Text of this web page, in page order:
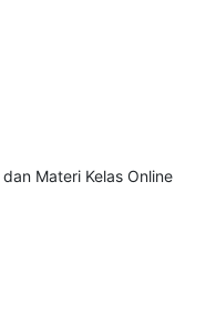
Materi Kelas Online